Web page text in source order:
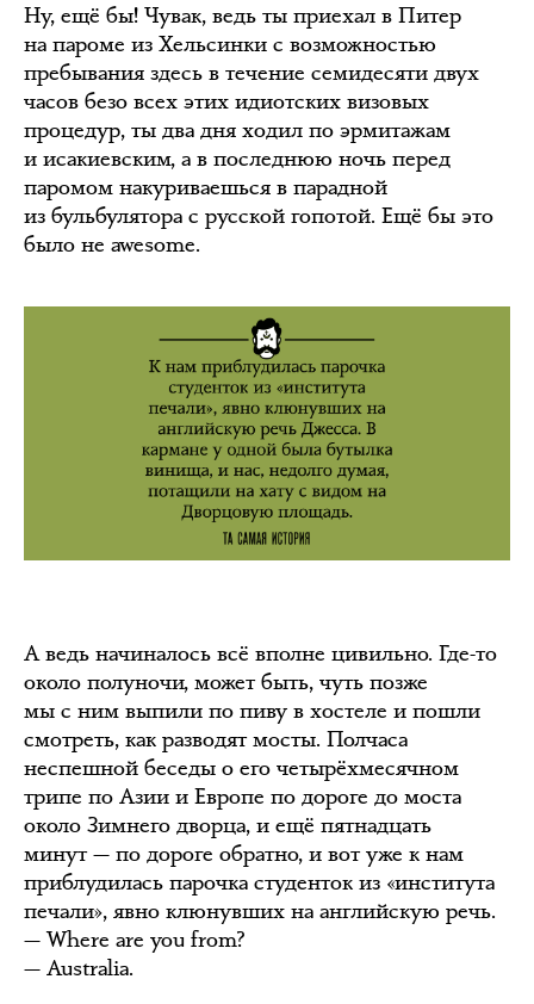
Ну, ещё бы! Чувак, ведь ты приехал в Питер
на пароме из Хельсинки с возможностью
пребывания здесь в течение семидесяти двух
часов безо всех этих идиотских визовых
процедур, ты два дня ходил по эрмитажам
и исакиевским, а в последнюю ночь перед
паромом накуриваешься в парадной
из бульбулятора с русской гопотой. Ещё бы это
было не awesome.
А ведь начиналось всё вполне цивильно. Где-то
около полуночи, может быть, чуть позже
мы с ним выпили по пиву в хостеле и пошли
смотреть, как разводят мосты. Полчаса
неспешной беседы о его четырёхмесячном
трипе по Азии и Европе по дороге до моста
около Зимнего дворца, и ещё пятнадцать
минут — по дороге обратно, и вот уже к нам
приблудилась парочка студенток из «института
печали», явно клюнувших на английскую речь.
— Where are you from?
— Australia.